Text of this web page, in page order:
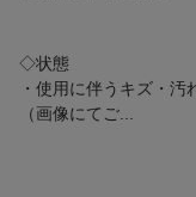
◇状態
・使用に伴うキズ・汚
（画像にてご...